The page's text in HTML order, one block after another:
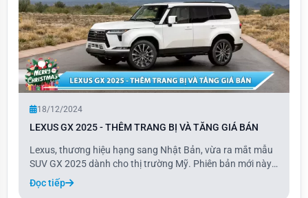
18/12/2024
LEXUS GX 2025 - THÊM TRANG BỊ VÀ TĂNG GIÁ BÁN
Lexus, thương hiệu hạng sang Nhật Bản, vừa ra mắt mẫu
SUV GX 2025 dành cho thị trường Mỹ. Phiên bản mới này
là bản nâng cấp của dòng GX, với giá bán tăng nhẹ cùng
nhiều trang bị tiêu chuẩn được bổ sung.
Đọc tiếp